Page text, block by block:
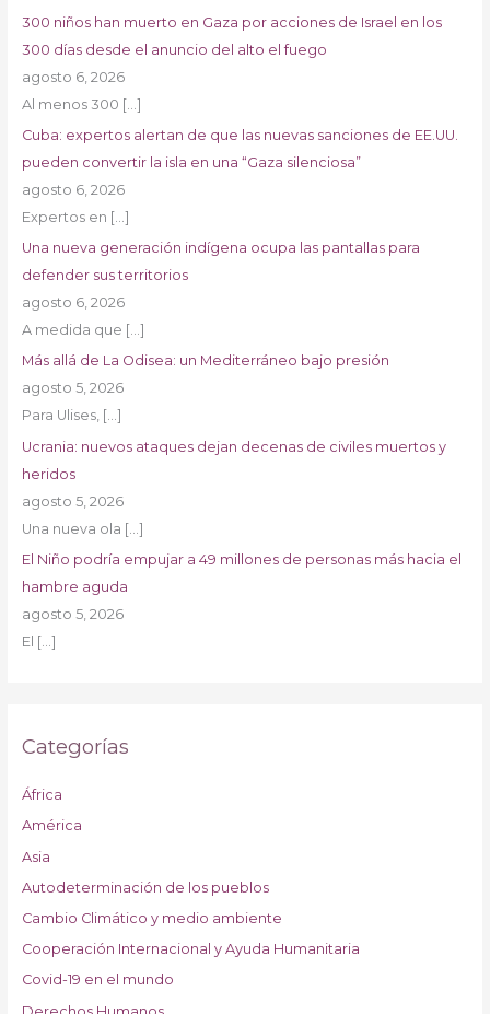
300 niños han muerto en Gaza por acciones de Israel en los
300 días desde el anuncio del alto el fuego
agosto 6, 2026
Al menos 300 […]
Cuba: expertos alertan de que las nuevas sanciones de EE.UU.
pueden convertir la isla en una “Gaza silenciosa”
agosto 6, 2026
Expertos en […]
Una nueva generación indígena ocupa las pantallas para
defender sus territorios
agosto 6, 2026
A medida que […]
Más allá de La Odisea: un Mediterráneo bajo presión
agosto 5, 2026
Para Ulises, […]
Ucrania: nuevos ataques dejan decenas de civiles muertos y
heridos
agosto 5, 2026
Una nueva ola […]
El Niño podría empujar a 49 millones de personas más hacia el
hambre aguda
agosto 5, 2026
El […]
Categorías
África
América
Asia
Autodeterminación de los pueblos
Cambio Climático y medio ambiente
Cooperación Internacional y Ayuda Humanitaria
Covid-19 en el mundo